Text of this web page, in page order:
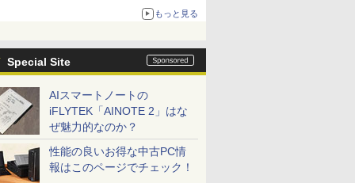
もっと見る
Special Site
AIスマートノートの
iFLYTEK「AINOTE 2」はな
ぜ魅力的なのか？
性能の良いお得な中古PC情
報はこのページでチェック！